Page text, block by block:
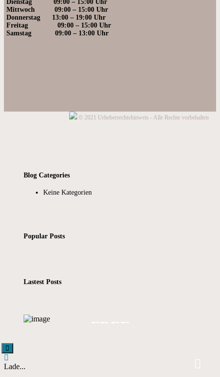
Dienstag 09:00 – 15:00 Uhr
Mittwoch 09:00 – 15:00 Uhr
Donnerstag 13:00 – 19:00 Uhr
Freitag 09:00 – 15:00 Uhr
Samstag 09:00 – 13:00 Uhr
© 2021 Urheberrechtshinweis - Alle Rechte vorbehalten
Blog Categories
Keine Kategorien
Popular Posts
Lastest Posts
Lade...